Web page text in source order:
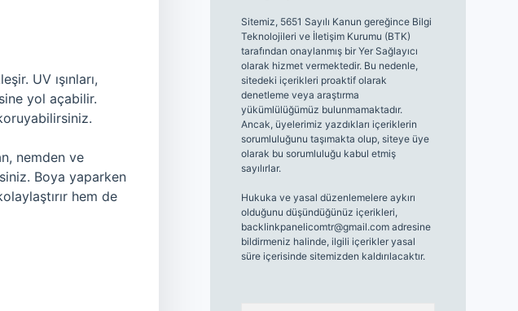
UV ışınları,
yol açabilir.
nemden ve
Boya yaparken
hem de
Sitemiz, 5651 Sayılı Kanun gereğince Bilgi
Teknolojileri ve İletişim Kurumu (BTK)
tarafından onaylanmış bir Yer Sağlayıcı
olarak hizmet vermektedir. Bu nedenle,
sitedeki içerikleri proaktif olarak
denetleme veya araştırma
yükümlülüğümüz bulunmamaktadır.
Ancak, üyelerimiz yazdıkları içeriklerin
sorumluluğunu taşımakta olup, siteye üye
olarak bu sorumluluğu kabul etmiş
sayılırlar.
Hukuka ve yasal düzenlemelere aykırı
olduğunu düşündüğünüz içerikleri,
backlinkpanelicomtr@gmail.comadresine
bildirmeniz halinde, ilgili içerikler yasal
süre içerisinde sitemizden kaldırılacaktır.